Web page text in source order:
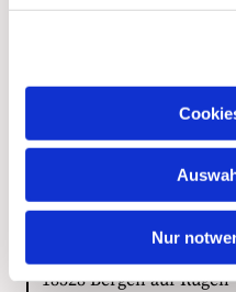
Nur
Kontakt
Ökumenische
18528 Bergen auf Rügen